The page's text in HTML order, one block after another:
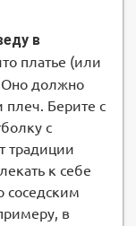
в
платье (или
должно
плеч. Берите с
с
традиции
к себе
соседским
в